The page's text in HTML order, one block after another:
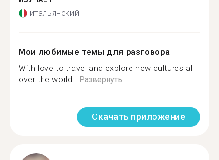
итальянский
Мои любимые темы для разговора
With love to travel and explore new cultures all
over the world...Развернуть
Скачать приложение